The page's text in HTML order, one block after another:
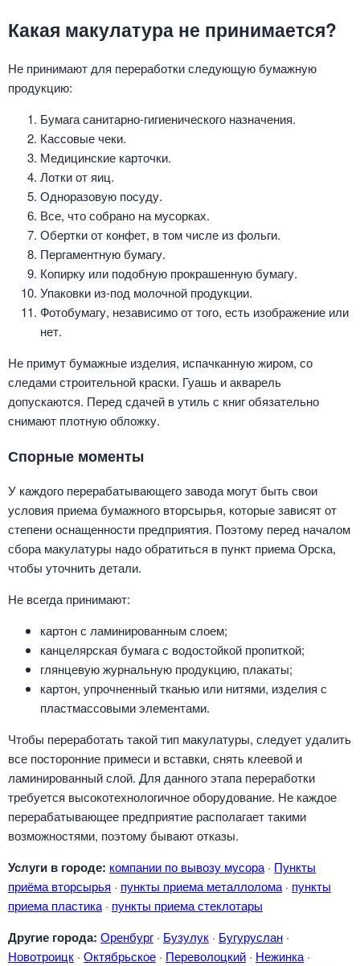
Какая макулатура не принимается?
Не принимают для переработки следующую бумажную
продукцию:
Бумага санитарно-гигиенического назначения.
Кассовые чеки.
Медицинские карточки.
Лотки от яиц.
Одноразовую посуду.
Все, что собрано на мусорках.
Обертки от конфет, в том числе из фольги.
Пергаментную бумагу.
Копирку или подобную прокрашенную бумагу.
Упаковки из-под молочной продукции.
Фотобумагу, независимо от того, есть изображение или
нет.
Не примут бумажные изделия, испачканную жиром, со
следами строительной краски. Гуашь и акварель
допускаются. Перед сдачей в утиль с книг обязательно
снимают плотную обложку.
Спорные моменты
У каждого перерабатывающего завода могут быть свои
условия приема бумажного вторсырья, которые зависят от
степени оснащенности предприятия. Поэтому перед началом
сбора макулатуры надо обратиться в пункт приема Орска,
чтобы уточнить детали.
Не всегда принимают:
картон с ламинированным слоем;
канцелярская бумага с водостойкой пропиткой;
глянцевую журнальную продукцию, плакаты;
картон, упрочненный тканью или нитями, изделия с
пластмассовыми элементами.
Чтобы переработать такой тип макулатуры, следует удалить
все посторонние примеси и вставки, снять клеевой и
ламинированный слой. Для данного этапа переработки
требуется высокотехнологичное оборудование. Не каждое
перерабатывающее предприятие располагает такими
возможностями, поэтому бывают отказы.
Услуги в городе: компании по вывозу мусора· Пункты
приёма вторсырья · пункты приема металлолома· пункты
приема пластика· пункты приема стеклотары
Другие города: Оренбург · Бузулук · Бугуруслан ·
Новотроицк · Октябрьское · Переволоцкий · Нежинка·